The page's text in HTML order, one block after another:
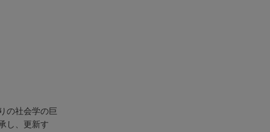
の社会学の巨
し、更新す